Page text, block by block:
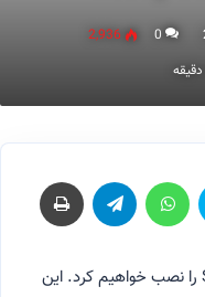
0
2,936
واتس آپ تلگرام چاپ
در این راهنمای ما Standard LiteSpeed را نصب خواهیم کرد. این